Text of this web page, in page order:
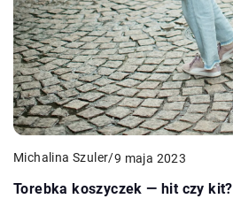
Michalina Szuler/9 maja 2023
Torebka koszyczek — hit czy kit?